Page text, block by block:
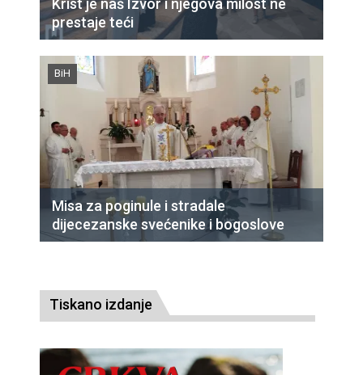
Krist je naš Izvor i njegova milost ne
prestaje teći
BiH
Misa za poginule i stradale
dijecezanske svećenike i bogoslove
Tiskano izdanje